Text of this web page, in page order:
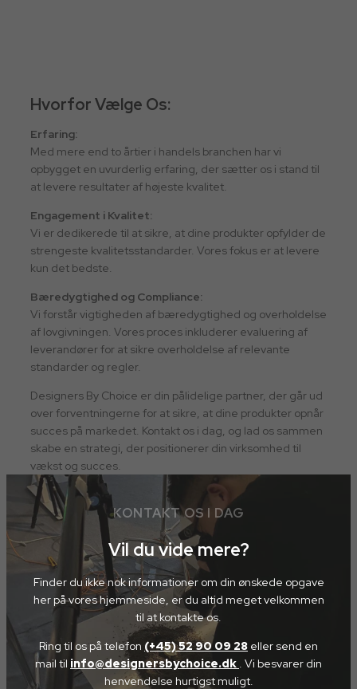
Hvorfor Vælge Os:
Erfaring:
Med mere end to årtier i handels branchen har vi
opbygget en uvurderlig erfaring, der sætter os i stand til
at levere resultater af højeste kvalitet.
Engagement i Kvalitet:
Vi er dedikerede til at sikre, at dine produkter opfylder de
strengeste kvalitetsstandarder. Vores fokus er at levere
kun det bedste.
Bæredygtighed og Compliance:
Vi forstår vigtigheden af bæredygtighed og overholdelse
af lovgivningen. Vores proces inkluderer evaluering af
leverandører for at sikre overholdelse af relevante
standarder og regler.
Designers By Choice er din pålidelige partner, der går ud
over forventningerne for at sikre, at dine produkter opnår
succes på markedet. Kontakt os i dag, og lad os sammen
skabe en strategi, der positionerer din virksomhed til
vækst og succes.
KONTAKT OS I DAG
Vil du vide mere?
Finder du ikke nok informationer om din ønskede opgave
her på vores hjemmeside, er du altid meget velkommen
til at kontakte os.
Ring til os på telefon (+45) 52 90 09 28 eller send en
mail til info@designersbychoice.dk . Vi besvarer din
henvendelse hurtigst muligt.